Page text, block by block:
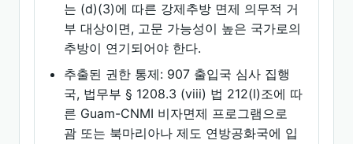
는 (d)(3)에 따른 강제추방 면제 의무적 거
부 대상이면, 고문 가능성이 높은 국가로의
추방이 연기되어야 한다.
추출된 권한 통제: 907 출입국 심사 집행
국, 법무부 § 1208.3 (viii) 법 212(l)조에 따
른 Guam-CNMI 비자면제 프로그램으로
괌 또는 북마리아나 제도 연방공화국에 입